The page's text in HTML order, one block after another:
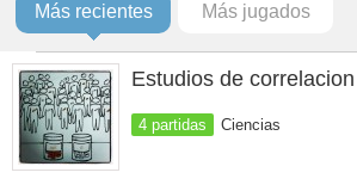
Más recientes Más jugados
Estudios de correlacion
4 partidas Ciencias